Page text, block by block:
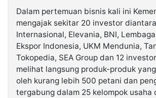
Dalam pertemuan bisnis kali ini
mengajak sekitar 20 investor
Internasional, Elevania, BNI,
Ekspor Indonesia, UKM Mendunia,
Tokopedia, SEA Group dan 12
melihat langsung produk-produk
oleh kurang lebih 500 petani dan
tergabung dalam 25 kelompok usaha